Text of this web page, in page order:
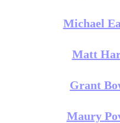
Michael
Matt
Grant
Maury